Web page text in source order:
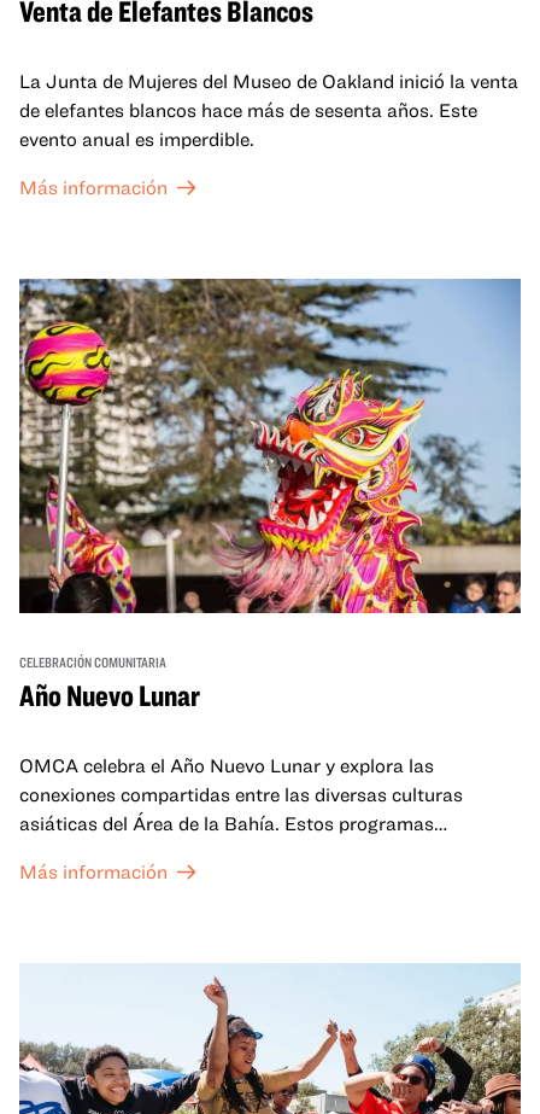
Venta de Elefantes Blancos
La Junta de Mujeres del Museo de Oakland inició la venta
de elefantes blancos hace más de sesenta años. Este
evento anual es imperdible.
Más información
CELEBRACIÓN COMUNITARIA
Año Nuevo Lunar
OMCA celebra el Año Nuevo Lunar y explora las
conexiones compartidas entre las diversas culturas
asiáticas del Área de la Bahía. Estos programas
celebran y honran las tradiciones del Año Nuevo Lunar a
un espacio para que nuestras comunidades AAPI se
reúnan y se eleven mutuamente con círculos de curación
tanto presenciales como virtuales.
Más información